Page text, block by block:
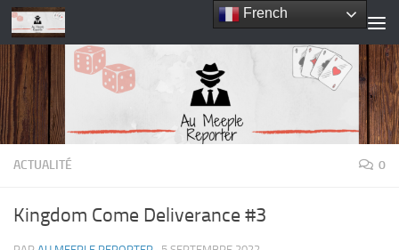
Skip to content
ACTUALITÉ 0
Kingdom Come Deliverance #3
French